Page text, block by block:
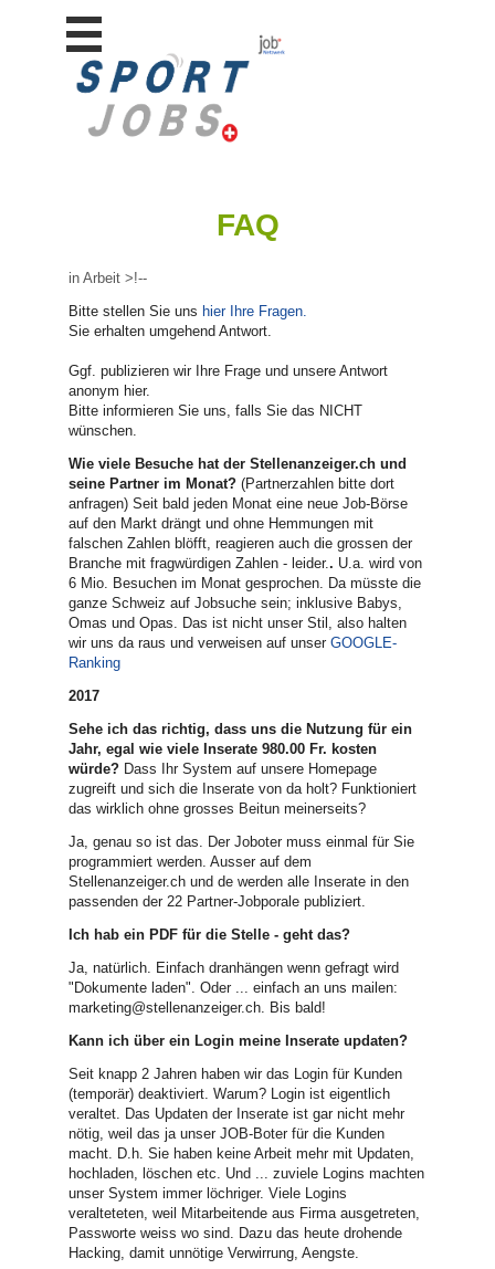
publizieren
Lehrstellen
Lehrstellen
inserieren
FAQ
in Arbeit >!--
Bitte stellen Sie uns hier Ihre Fragen.
Sie erhalten umgehend Antwort.
Ggf. publizieren wir Ihre Frage und unsere Antwort
anonym hier.
Bitte informieren Sie uns, falls Sie das NICHT
wünschen.
Wie viele Besuche hat der Stellenanzeiger.ch und
seine Partner im Monat?(Partnerzahlen bitte dort
anfragen) Seit bald jeden Monat eine neue Job-Börse
auf den Markt drängt und ohne Hemmungen mit
falschen Zahlen blöfft, reagieren auch die grossen der
Branche mit fragwürdigen Zahlen - leider.. U.a. wird von
6 Mio. Besuchen im Monat gesprochen. Da müsste die
ganze Schweiz auf Jobsuche sein; inklusive Babys,
Omas und Opas. Das ist nicht unser Stil, also halten
wir uns da raus und verweisen auf unserGOOGLE-
Ranking
2017
Sehe ich das richtig, dass uns die Nutzung für ein
Jahr, egal wie viele Inserate 980.00 Fr. kosten
würde? Dass Ihr System auf unsere Homepage
zugreift und sich die Inserate von da holt? Funktioniert
das wirklich ohne grosses Beitun meinerseits?
Ja, genau so ist das. Der Joboter muss einmal für Sie
programmiert werden. Ausser auf dem
Stellenanzeiger.ch und de werden alle Inserate in den
passenden der 22 Partner-Jobporale publiziert.
Ich hab ein PDF für die Stelle - geht das?
Ja, natürlich. Einfach dranhängen wenn gefragt wird
"Dokumente laden". Oder ... einfach an uns mailen:
marketing@stellenanzeiger.ch. Bis bald!
Kann ich über ein Login meine Inserate updaten?
Seit knapp 2 Jahren haben wir das Login für Kunden
(temporär) deaktiviert. Warum? Login ist eigentlich
veraltet. Das Updaten der Inserate ist gar nicht mehr
nötig, weil das ja unser JOB-Boter für die Kunden
macht. D.h. Sie haben keine Arbeit mehr mit Updaten,
hochladen, löschen etc. Und ... zuviele Logins machten
unser System immer löchriger. Viele Logins
veralteteten, weil Mitarbeitende aus Firma ausgetreten,
Passworte weiss wo sind. Dazu das heute drohende
Hacking, damit unnötige Verwirrung, Aengste.